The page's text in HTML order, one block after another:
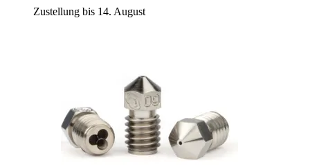
Zustellung bis 14. August